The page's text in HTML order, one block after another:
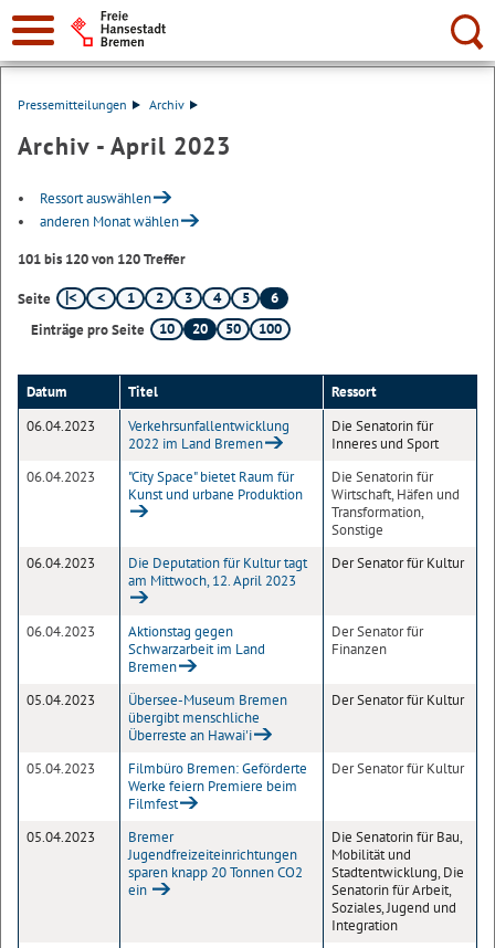
Suche:
Pressemitteilungen Archiv
Archiv - April 2023
Ressort auswählen
anderen Monat wählen
101 bis 120 von 120 Treffer
Seite 1 2 3 4 5
6
Einträge pro Seite
10 20 50 100
Datum Titel
Ressort
06.04.2023
Verkehrsunfallentwicklung
2022 im Land Bremen
Die Senatorin für
Inneres und Sport
06.04.2023
"City Space" bietet Raum für
Kunst und urbane Produktion
Die Senatorin für
Wirtschaft, Häfen und
Transformation,
Sonstige
06.04.2023
Die Deputation für Kultur tagt
am Mittwoch, 12. April 2023
Der Senator für Kultur
06.04.2023
Aktionstag gegen
Schwarzarbeit im Land
Bremen
Der Senator für
Finanzen
05.04.2023
Übersee-Museum Bremen
übergibt menschliche
Überreste an Hawai'i
Der Senator für Kultur
05.04.2023
Filmbüro Bremen: Geförderte
Werke feiern Premiere beim
Filmfest
Der Senator für Kultur
05.04.2023
Bremer
Jugendfreizeiteinrichtungen
sparen knapp 20 Tonnen CO2
ein
Die Senatorin für Bau,
Mobilität und
Stadtentwicklung, Die
Senatorin für Arbeit,
Soziales, Jugend und
Integration